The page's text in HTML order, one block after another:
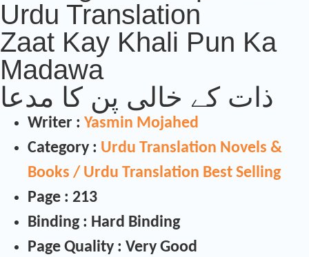
Urdu Translation
Zaat Kay Khali Pun Ka
Madawa
ذات کے خالی پن کا مدعا
Writer : Yasmin Mojahed
Category : Urdu Translation Novels &
Books / Urdu Translation Best Selling
Page : 213
Binding : Hard Binding
Page Quality : Very Good